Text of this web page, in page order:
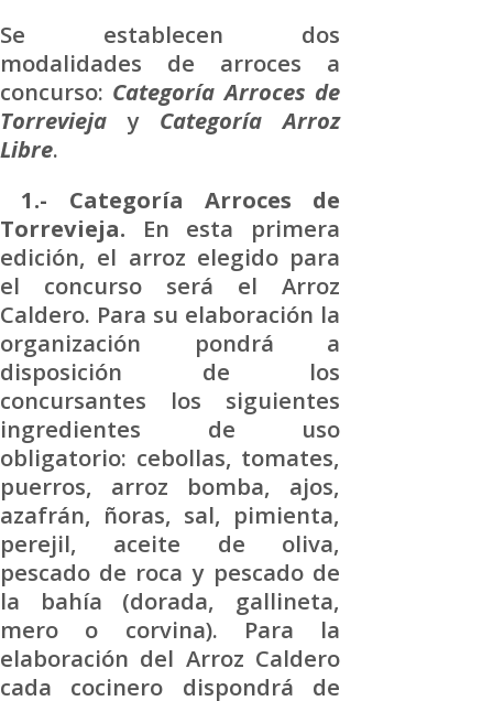
Se establecen dos
modalidades de arroces a
concurso: Categoría Arroces de
Torreviejay Categoría Arroz
Libre.
1.- Categoría Arroces de
Torrevieja. En esta primera
edición, el arroz elegido para
el concurso será el Arroz
Caldero. Para su elaboración la
organización pondrá a
disposición de los
concursantes los siguientes
ingredientes de uso
obligatorio: cebollas, tomates,
puerros, arroz bomba, ajos,
azafrán, ñoras, sal, pimienta,
perejil, aceite de oliva,
pescado de roca y pescado de
la bahía (dorada, gallineta,
mero o corvina). Para la
elaboración del Arroz Caldero
cada cocinero dispondrá de